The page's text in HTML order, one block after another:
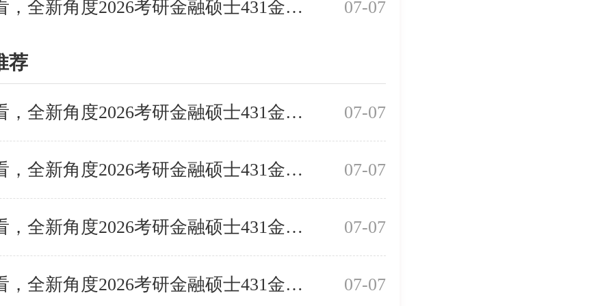
报考人必看，全新角度2026考研金融硕士431金融学综合备 07-07
荐
报考人必看，全新角度2026考研金融硕士431金融学综合备 07-07
报考人必看，全新角度2026考研金融硕士431金融学综合备 07-07
报考人必看，全新角度2026考研金融硕士431金融学综合备 07-07
报考人必看，全新角度2026考研金融硕士431金融学综合备 07-07